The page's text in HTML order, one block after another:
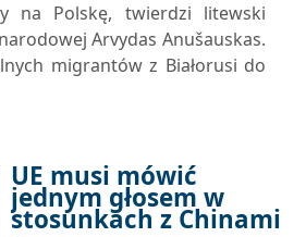
na Polskę, twierdzi litewski
Arvydas Anušauskas.
migrantów z Białorusi do
UE musi mówić
jednym głosem w
stosunkach z Chinami